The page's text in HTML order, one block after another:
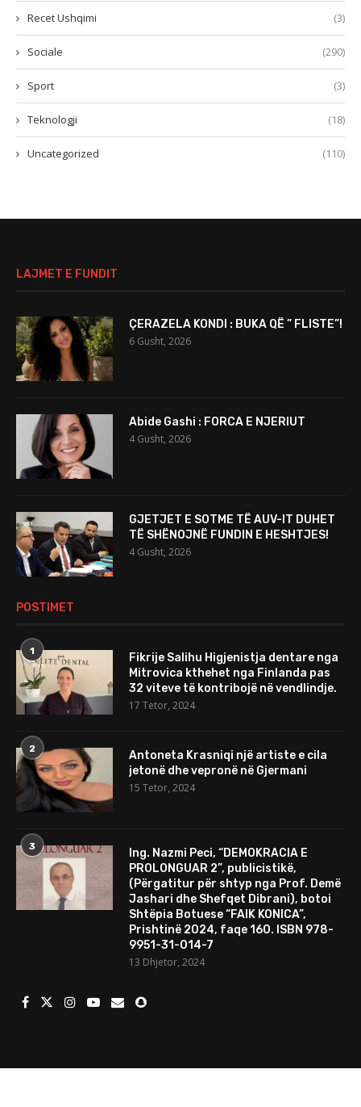
Recet Ushqimi (3)
Sociale (290)
Sport (3)
Teknologji (18)
Uncategorized (110)
LAJMET E FUNDIT
ÇERAZELA KONDI : BUKA QË ” FLISTE”!
6 Gusht, 2026
Abide Gashi : FORCA E NJERIUT
4 Gusht, 2026
GJETJET E SOTME TË AUV-IT DUHET
TË SHËNOJNË FUNDIN E HESHTJES!
4 Gusht, 2026
POSTIMET
1
Fikrije Salihu Higjenistja dentare nga
Mitrovica kthehet nga Finlanda pas
32 viteve të kontribojë në vendlindje.
17 Tetor, 2024
2
Antoneta Krasniqi një artiste e cila
jetonë dhe vepronë në Gjermani
15 Tetor, 2024
3
Ing. Nazmi Peci, “DEMOKRACIA E
PROLONGUAR 2”, publicistikë,
(Përgatitur për shtyp nga Prof. Demë
Jashari dhe Shefqet Dibrani), botoi
Shtëpia Botuese “FAIK KONICA”,
Prishtinë 2024, faqe 160. ISBN 978-
9951-31-014-7
13 Dhjetor, 2024